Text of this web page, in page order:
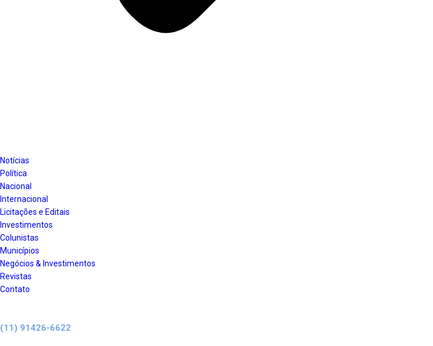
Notícias
Política
Nacional
Internacional
Licitações e Editais
Investimentos
Colunistas
Municípios
Negócios & Investimentos
Revistas
Contato
(11) 91426-6622